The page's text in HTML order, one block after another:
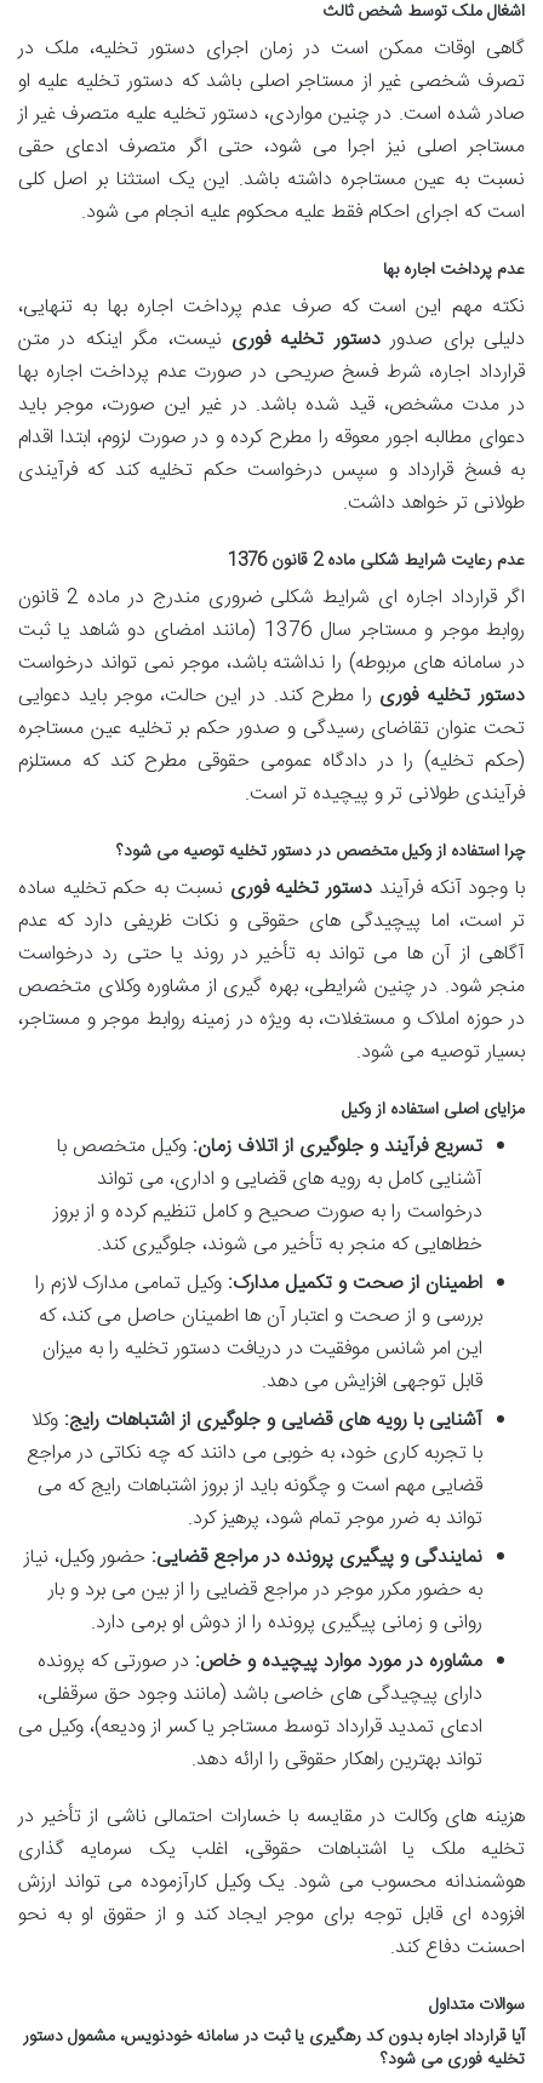
اشغال ملک توسط شخص ثالث
گاهی اوقات ممکن است در زمان اجرای دستور تخلیه، ملک در
تصرف شخصی غیر از مستاجر اصلی باشد که دستور تخلیه علیه او
صادر شده است. در چنین مواردی، دستور تخلیه علیه متصرف غیر از
مستاجر اصلی نیز اجرا می شود، حتی اگر متصرف ادعای حقی
نسبت به عین مستاجره داشته باشد. این یک استثنا بر اصل کلی
است که اجرای احکام فقط علیه محکوم علیه انجام می شود.
عدم پرداخت اجاره بها
نکته مهم این است که صرف عدم پرداخت اجاره بها به تنهایی،
دلیلی برای صدوردستور تخلیه فوری نیست، مگر اینکه در متن
قرارداد اجاره، شرط فسخ صریحی در صورت عدم پرداخت اجاره بها
در مدت مشخص، قید شده باشد. در غیر این صورت، موجر باید
دعوای مطالبه اجور معوقه را مطرح کرده و در صورت لزوم، ابتدا اقدام
به فسخ قرارداد و سپس درخواست حکم تخلیه کند که فرآیندی
طولانی تر خواهد داشت.
عدم رعایت شرایط شکلی ماده 2 قانون 1376
اگر قرارداد اجاره ای شرایط شکلی ضروری مندرج در ماده 2 قانون
روابط موجر و مستاجر سال 1376 (مانند امضای دو شاهد یا ثبت
در سامانه های مربوطه) را نداشته باشد، موجر نمی تواند درخواست
دستور تخلیه فوری را مطرح کند. در این حالت، موجر باید دعوایی
تحت عنوان تقاضای رسیدگی و صدور حکم بر تخلیه عین مستاجره
(حکم تخلیه) را در دادگاه عمومی حقوقی مطرح کند که مستلزم
فرآیندی طولانی تر و پیچیده تر است.
چرا استفاده از وکیل متخصص در دستور تخلیه توصیه می شود؟
با وجود آنکه فرآیند دستور تخلیه فوری نسبت به حکم تخلیه ساده
تر است، اما پیچیدگی های حقوقی و نکات ظریفی دارد که عدم
آگاهی از آن ها می تواند به تأخیر در روند یا حتی رد درخواست
منجر شود. در چنین شرایطی، بهره گیری از مشاوره وکلای متخصص
در حوزه املاک و مستغلات، به ویژه در زمینه روابط موجر و مستاجر،
بسیار توصیه می شود.
مزایای اصلی استفاده از وکیل
تسریع فرآیند و جلوگیری از اتلاف زمان: وکیل متخصص با
آشنایی کامل به رویه های قضایی و اداری، می تواند
درخواست را به صورت صحیح و کامل تنظیم کرده و از بروز
خطاهایی که منجر به تأخیر می شوند، جلوگیری کند.
اطمینان از صحت و تکمیل مدارک: وکیل تمامی مدارک لازم را
بررسی و از صحت و اعتبار آن ها اطمینان حاصل می کند، که
این امر شانس موفقیت در دریافت دستور تخلیه را به میزان
قابل توجهی افزایش می دهد.
آشنایی با رویه های قضایی و جلوگیری از اشتباهات رایج: وکلا
با تجربه کاری خود، به خوبی می دانند که چه نکاتی در مراجع
قضایی مهم است و چگونه باید از بروز اشتباهات رایج که می
تواند به ضرر موجر تمام شود، پرهیز کرد.
نمایندگی و پیگیری پرونده در مراجع قضایی: حضور وکیل، نیاز
به حضور مکرر موجر در مراجع قضایی را از بین می برد و بار
روانی و زمانی پیگیری پرونده را از دوش او برمی دارد.
مشاوره در مورد موارد پیچیده و خاص: در صورتی که پرونده
دارای پیچیدگی های خاصی باشد (مانند وجود حق سرقفلی،
ادعای تمدید قرارداد توسط مستاجر یا کسر از ودیعه)، وکیل می
تواند بهترین راهکار حقوقی را ارائه دهد.
هزینه های وکالت در مقایسه با خسارات احتمالی ناشی از تأخیر در
تخلیه ملک یا اشتباهات حقوقی، اغلب یک سرمایه گذاری
هوشمندانه محسوب می شود. یک وکیل کارآزموده می تواند ارزش
افزوده ای قابل توجه برای موجر ایجاد کند و از حقوق او به نحو
احسنت دفاع کند.
سوالات متداول
آیا قرارداد اجاره بدون کد رهگیری یا ثبت در سامانه خودنویس، مشمول دستور
تخلیه فوری می شود؟